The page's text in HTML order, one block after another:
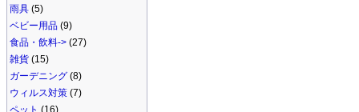
雨具 (5)
ベビー用品 (9)
食品・飲料-> (27)
雑貨 (15)
ガーデニング (8)
ウィルス対策 (7)
ペット (16)